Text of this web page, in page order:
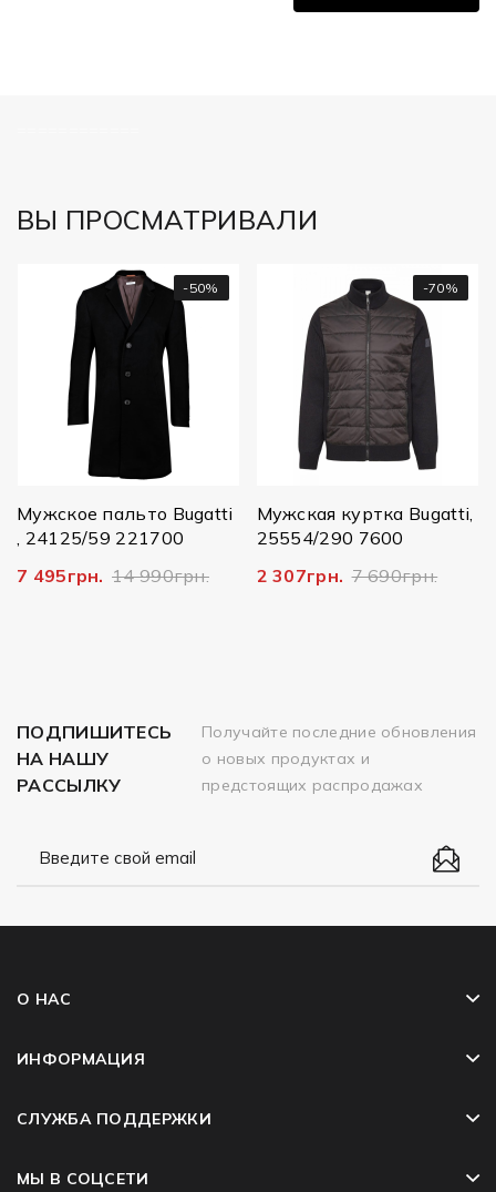
ВЫ ПРОСМАТРИВАЛИ
-50%
Мужское пальто Bugatti
, 24125/59 221700
7 495грн. 14 990грн.
-70%
Мужская куртка Bugatti,
25554/290 7600
2 307грн. 7 690грн.
ПОДПИШИТЕСЬ
НА НАШУ
РАССЫЛКУ
Получайте последние обновления
о новых продуктах и
предстоящих распродажах
О НАС
ИНФОРМАЦИЯ
СЛУЖБА ПОДДЕРЖКИ
МЫ В СОЦСЕТИ